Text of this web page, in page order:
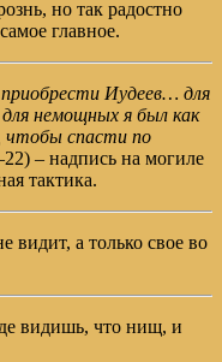
но так радостно
главное.
Иудеев… для
немощных я был как
чтобы спасти по
) – надпись на могиле
тактика.
видит, а только свое во
видишь, что нищ, и